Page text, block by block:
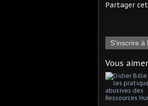
Partager
S'inscrire à
Vous